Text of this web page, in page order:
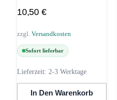
10,50 €
zzgl. Versandkosten
Sofort lieferbar
Lieferzeit: 2-3 Werktage
In Den Warenkorb